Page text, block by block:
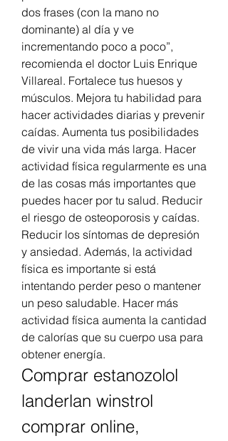
dos frases (con la mano no
dominante) al día y ve
incrementando poco a poco”,
recomienda el doctor Luis Enrique
Villareal. Fortalece tus huesos y
músculos. Mejora tu habilidad para
hacer actividades diarias y prevenir
caídas. Aumenta tus posibilidades
de vivir una vida más larga. Hacer
actividad física regularmente es una
de las cosas más importantes que
puedes hacer por tu salud. Reducir
el riesgo de osteoporosis y caídas.
Reducir los síntomas de depresión
y ansiedad. Además, la actividad
física es importante si está
intentando perder peso o mantener
un peso saludable. Hacer más
actividad física aumenta la cantidad
de calorías que su cuerpo usa para
obtener energía.
Comprar estanozolol
landerlan winstrol
comprar online,